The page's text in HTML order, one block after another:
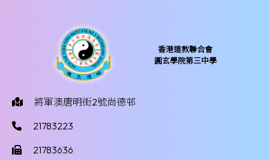
香港道教聯合會
圓玄學院第三中學
將軍澳唐明街2號尚德邨
21783223
21783636